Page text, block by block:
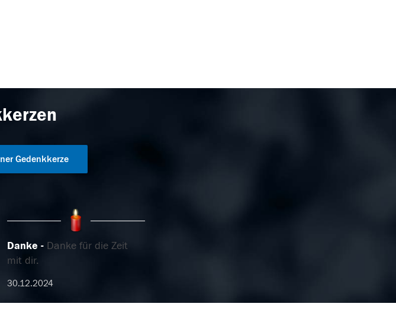
Gedenkkerze
Danke
Danke für die Zeit
mit dir.
30.12.2024